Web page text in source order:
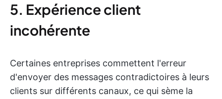
5. Expérience client
incohérente
Certaines entreprises commettent l'erreur
d'envoyer des messages contradictoires à leurs
clients sur différents canaux, ce qui sème la